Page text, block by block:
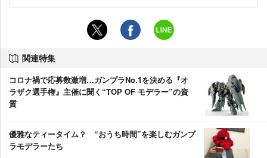
関連特集
コロナ禍で応募数激増…ガンプラNo.1を決める『オ
ラザク選手権』主催に聞く“TOP OF モデラー”の資
質
優雅なティータイム？ “おうち時間”を楽しむガンプ
ラモデラーたち